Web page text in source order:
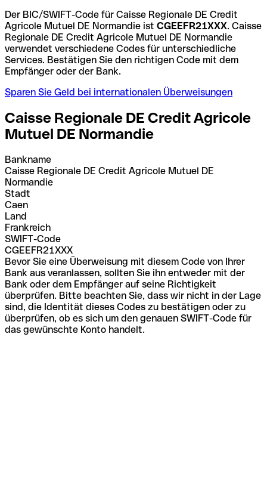
Der BIC/SWIFT-Code für Caisse Regionale DE Credit
Agricole Mutuel DE Normandie ist CGEEFR21XXX. Caisse
Regionale DE Credit Agricole Mutuel DE Normandie
verwendet verschiedene Codes für unterschiedliche
Services. Bestätigen Sie den richtigen Code mit dem
Empfänger oder der Bank.
Sparen Sie Geld bei internationalen Überweisungen
Caisse Regionale DE Credit Agricole
Mutuel DE Normandie
Bankname
Caisse Regionale DE Credit Agricole Mutuel DE
Normandie
Stadt
Caen
Land
Frankreich
SWIFT-Code
CGEEFR21XXX
Bevor Sie eine Überweisung mit diesem Code von Ihrer
Bank aus veranlassen, sollten Sie ihn entweder mit der
Bank oder dem Empfänger auf seine Richtigkeit
überprüfen. Bitte beachten Sie, dass wir nicht in der Lage
sind, die Identität dieses Codes zu bestätigen oder zu
überprüfen, ob es sich um den genauen SWIFT-Code für
das gewünschte Konto handelt.